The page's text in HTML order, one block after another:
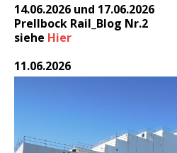
14.06.2026 und 17.06.2026
Prellbock Rail_Blog Nr.2
siehe Hier
11.06.2026